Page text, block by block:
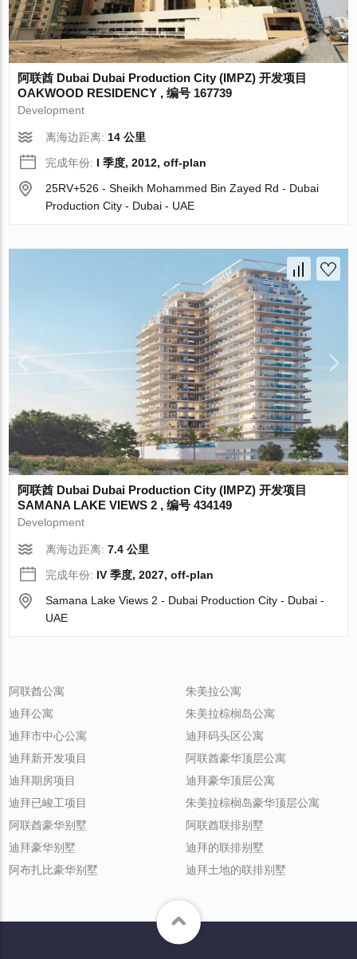
阿联酋 Dubai Dubai Production City (IMPZ) 开发项目
OAKWOOD RESIDENCY , 编号 167739
Development
离海边距离: 14 公里
完成年份: I 季度, 2012, off-plan
25RV+526 - Sheikh Mohammed Bin Zayed Rd - Dubai
Production City - Dubai - UAE
阿联酋 Dubai Dubai Production City (IMPZ) 开发项目
SAMANA LAKE VIEWS 2 , 编号 434149
Development
离海边距离:7.4 公里
完成年份: IV 季度, 2027, off-plan
Samana Lake Views 2 - Dubai Production City - Dubai -
UAE
阿联酋公寓
迪拜公寓
迪拜市中心公寓
朱美拉公寓
朱美拉棕榈岛公寓
迪拜码头区公寓
迪拜新开发项目
迪拜期房项目
迪拜已峻工项目
阿联酋豪华顶层公寓
迪拜豪华顶层公寓
朱美拉棕榈岛豪华顶层公寓
阿联酋豪华别墅
迪拜豪华别墅
阿布扎比豪华别墅
阿联酋联排别墅
迪拜的联排别墅
迪拜土地的联排别墅